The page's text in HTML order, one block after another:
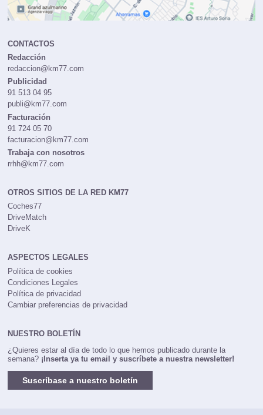
CONTACTOS
Redacción
redaccion@km77.com
Publicidad
91 513 04 95
publi@km77.com
Facturación
91 724 05 70
facturacion@km77.com
Trabaja con nosotros
rrhh@km77.com
OTROS SITIOS DE LA RED KM77
Coches77
DriveMatch
DriveK
ASPECTOS LEGALES
Política de cookies
Condiciones Legales
Política de privacidad
Cambiar preferencias de privacidad
NUESTRO BOLETÍN
¿Quieres estar al día de todo lo que hemos publicado durante la
semana? ¡Inserta ya tu email y suscríbete a nuestra newsletter!
Suscríbase a nuestro boletín